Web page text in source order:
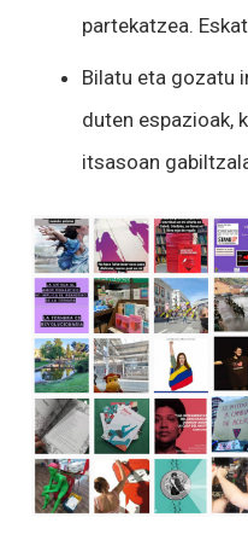
partekatzea.
Bilatu eta gozatu
duten espazioak,
itsasoan